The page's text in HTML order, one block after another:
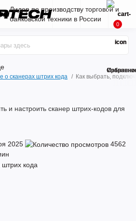
Лидер по производству торговой и
банковской техники в России
0
о сканерах штрих кода Как выбрать,
и настроить сканер штрих-кодов для
2025
4562
штрих кода